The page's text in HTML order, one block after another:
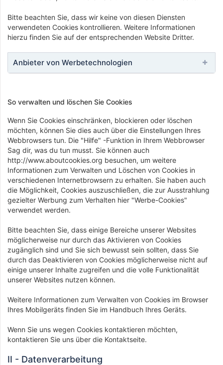
Bitte beachten Sie, dass wir keine von diesen Diensten
verwendeten Cookies kontrollieren. Weitere Informationen
hierzu finden Sie auf der entsprechenden Website Dritter.
Anbieter von Werbetechnologien
So ​​verwalten und löschen Sie Cookies
Wenn Sie Cookies einschränken, blockieren oder löschen
möchten, können Sie dies auch über die Einstellungen Ihres
Webbrowsers tun. Die "Hilfe" -Funktion in Ihrem Webbrowser
Sag dir, was du tun musst. Sie können auch
http://www.aboutcookies.org besuchen, um weitere
Informationen zum Verwalten und Löschen von Cookies in
verschiedenen Internetbrowsern zu erhalten. Sie haben auch
die Möglichkeit, Cookies auszuschließen, die zur Ausstrahlung
gezielter Werbung zum Verhalten hier "Werbe-Cookies"
verwendet werden.
Bitte beachten Sie, dass einige Bereiche unserer Websites
möglicherweise nur durch das Aktivieren von Cookies
zugänglich sind und Sie sich bewusst sein sollten, dass Sie
durch das Deaktivieren von Cookies möglicherweise nicht auf
einige unserer Inhalte zugreifen und die volle Funktionalität
unserer Websites nutzen können.
Weitere Informationen zum Verwalten von Cookies im Browser
Ihres Mobilgeräts finden Sie im Handbuch Ihres Geräts.
Wenn Sie uns wegen Cookies kontaktieren möchten,
kontaktieren Sie uns über die Kontaktseite.
II - Datenverarbeitung